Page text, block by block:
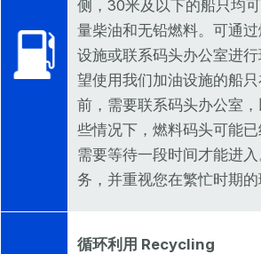
侧，30米及以下的船只均
量柴油和无铅燃料。可通
设施或联系码头办公室进
望使用我们加油设施的船
前，需要联系码头办公室
些情况下，燃料码头可能
需要等待一段时间才能进
务，并重视您在繁忙时期的
循环利用 Recycling